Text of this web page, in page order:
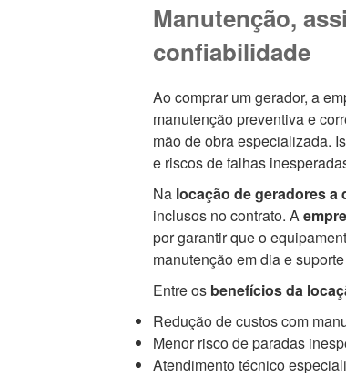
Manutenção,
confiabilidade
Ao comprar um gerador, a
manutenção preventiva e
mão de obra especializada.
e riscos de falhas
Nalocação de geradores a
inclusos no contrato. A
por garantir que o
manutenção em dia e
Entre os benefícios da
Redução de custos com
Menor risco de paradas
Atendimento técnico